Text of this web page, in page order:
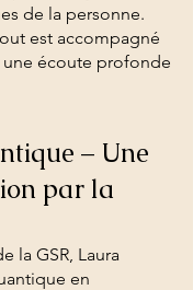
de la personne.
est accompagné
écoute profonde
– Une
par la
la GSR, Laura
en